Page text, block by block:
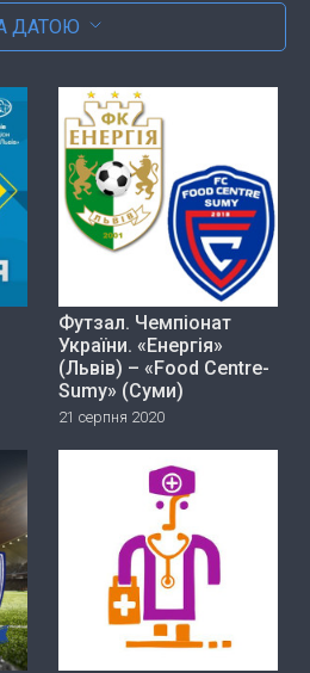
ДАТОЮ
Футзал. Чемпіонат
України. «Енергія»
(Львів) – «Food Centre-
Sumy» (Суми)
21 серпня 2020